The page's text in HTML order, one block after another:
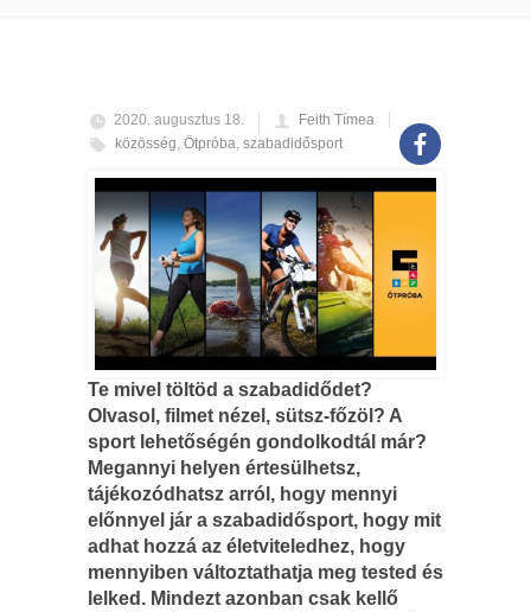
2020. augusztus 18.
Feith Tímea
közösség, Ötpróba, szabadidősport
Te mivel töltöd a szabadidődet?
Olvasol, filmet nézel, sütsz-főzöl? A
sport lehetőségén gondolkodtál már?
Megannyi helyen értesülhetsz,
tájékozódhatsz arról, hogy mennyi
előnnyel jár a szabadidősport, hogy mit
adhat hozzá az életviteledhez, hogy
mennyiben változtathatja meg tested és
lelked. Mindezt azonban csak kellő